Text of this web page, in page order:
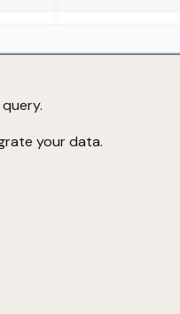
your data.